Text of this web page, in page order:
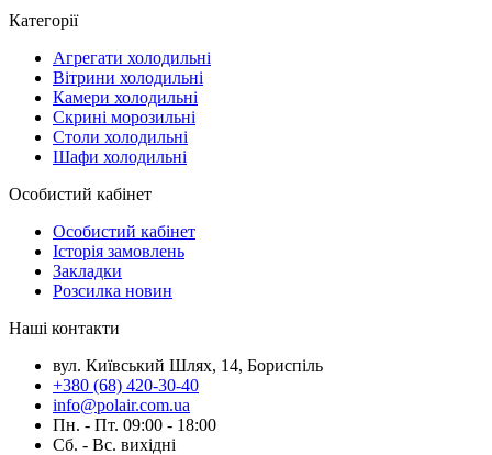
Категорії
Агрегати холодильні
Вітрини холодильні
Камери холодильні
Скрині морозильні
Столи холодильні
Шафи холодильні
Особистий кабінет
Особистий кабінет
Історія замовлень
Закладки
Розсилка новин
Наші контакти
вул. Київський Шлях, 14, Бориспіль
+380 (68) 420-30-40
info@polair.com.ua
Пн. - Пт. 09:00 - 18:00
Сб. - Вс. вихідні